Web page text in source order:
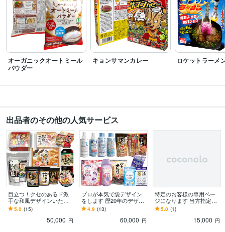
デザイン制作 ラベル、食品袋、パッケージデザイン等
デザイン 食品 ビジネス パッケージ ラベル 化粧品 派手
目立つ
面白デザイン
筆文字
オーガニックオートミール
パウダー
キョンサマンカレー ロケットラーメ
出品者のその他の人気サービス
目立つ！クセのあるド派
手な和風デザインいたし
ます プロが消費者の目を
引く和風デザインを提案
5.0 (15)
50,000 円
プロが本気で袋デザイン
をします 歴20年のデザイ
ナーが売れる為の軟包装
デザインを提案致します
4.9 (13)
60,000 円
特定のお客様の専用ペー
ジになります 当方指定の
料金のみお支払いくださ
い。
5.0 (1)
15,000 円